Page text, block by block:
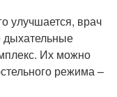
улучшается, врач
дыхательные
Их можно
режима –